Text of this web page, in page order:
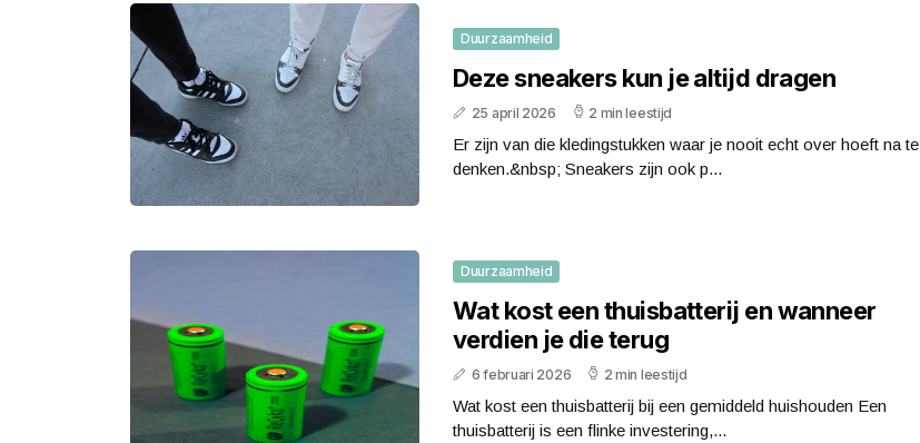
Duurzaamheid
Deze sneakers kun je altijd dragen
25 april 2026 2 min leestijd
Er zijn van die kledingstukken waar je nooit echt over hoeft na te
denken.&nbsp; Sneakers zijn ook p...
Duurzaamheid
Wat kost een thuisbatterij en wanneer
verdien je die terug
6 februari 2026 2 min leestijd
Wat kost een thuisbatterij bij een gemiddeld huishouden Een
thuisbatterij is een flinke investering,...